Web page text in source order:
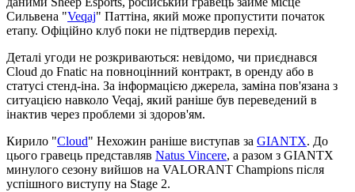
Сильвена "Veqaj" Паттіна, який може пропустити початок
етапу. Офіційно клуб поки не підтвердив перехід.
Деталі угоди не розкриваються: невідомо, чи приєднався
Cloud до Fnatic на повноцінний контракт, в оренду або в
статусі стенд-іна. За інформацією джерела, заміна пов'язана з
ситуацією навколо Veqaj, який раніше був переведений в
інактив через проблеми зі здоров'ям.
Кирило "Cloud" Нехожин раніше виступав за GIANTX. До
цього гравець представляв Natus Vincere, а разом з GIANTX
минулого сезону вийшов на VALORANT Champions після
успішного виступу на Stage 2.